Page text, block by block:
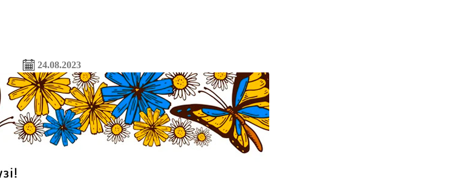
24.08.2023